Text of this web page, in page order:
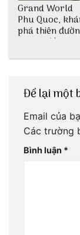
Grand World
Phu Quoc,
phá thiên
giải trí đầy sôi
Để lại một
Email của
Các trường
Bình luận *